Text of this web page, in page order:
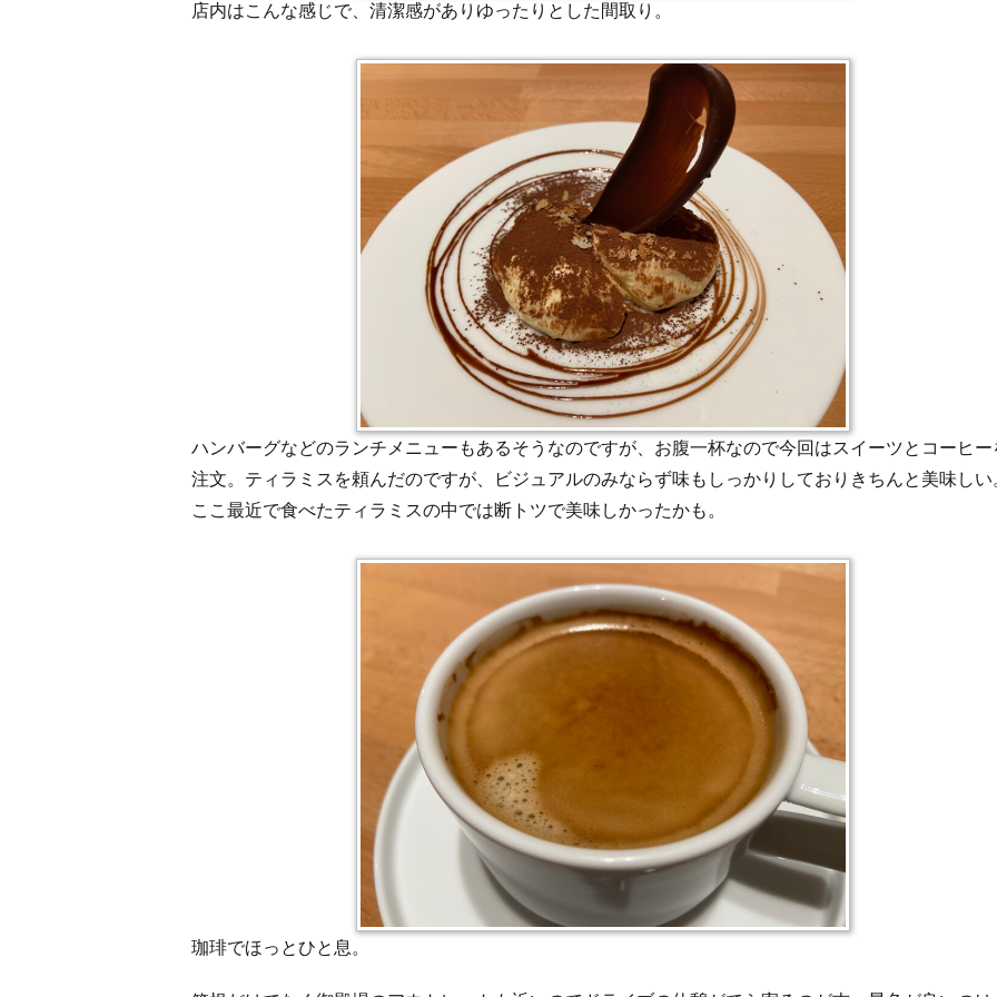
店内はこんな感じで、清潔感がありゆったりとした間取り。
ハンバーグなどのランチメニューもあるそうなのですが、お腹一杯なので今回はスイーツとコーヒー
注文。ティラミスを頼んだのですが、ビジュアルのみならず味もしっかりしておりきちんと美味しい
ここ最近で食べたティラミスの中では断トツで美味しかったかも。
珈琲でほっとひと息。